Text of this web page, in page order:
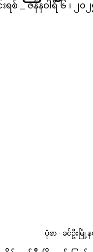
ရစ် _ ဇန်နဝါရီ ၆ ၊ ၂၀
ပုံစာ - ခင်ဦး